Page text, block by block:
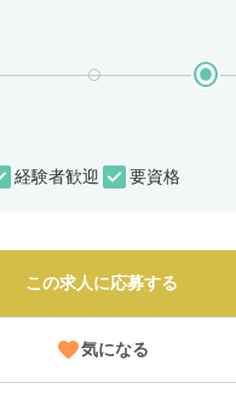
経験者歓迎 要資格
この求人に応募する
気になる